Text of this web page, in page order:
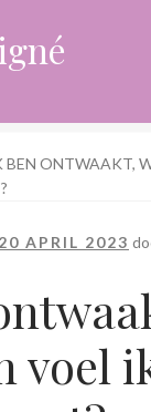
veranderende
BEN ONTWAAKT,
20 APRIL 2023
voel